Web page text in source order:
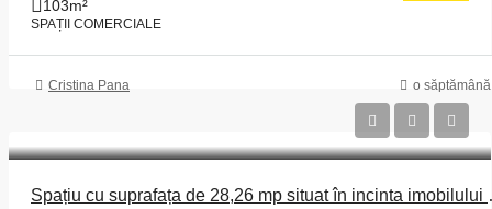
103m²
SPAȚII COMERCIALE
Cristina Pana o
Spațiu cu